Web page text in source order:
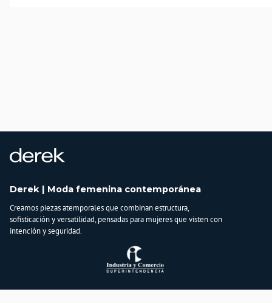
Derek | Moda femenina contemporánea
Creamos piezas atemporales que combinan estructura,
sofisticación y versatilidad, pensadas para mujeres que visten con
intención y seguridad.